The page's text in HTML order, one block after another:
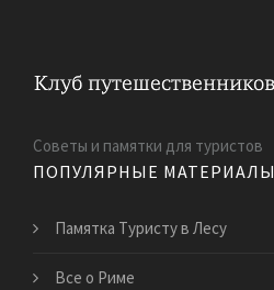
Советы и памятки для туристов
ПОПУЛЯРНЫЕ МАТЕРИАЛЫ
Памятка Туристу в Лесу
Все о Риме